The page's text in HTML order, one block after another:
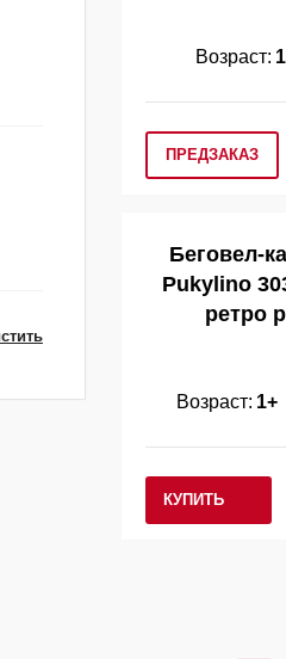
Возраст:
ПРЕДЗАКАЗ
Беговел-
Pukylino
ретро
Возраст: 1+
КУПИТЬ